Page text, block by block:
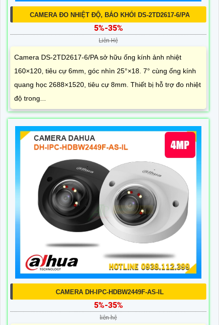
CAMERA ĐO NHIỆT ĐỘ, BÁO KHÓI DS-2TD2617-6/PA
5%-35%
Liên Hệ
Camera DS-2TD2617-6/PA sở hữu ống kính ảnh nhiệt
160×120, tiêu cự 6mm, góc nhìn 25°×18. 7° cùng ống kính
quang học 2688×1520, tiêu cự 8mm. Thiết bị hỗ trợ đo nhiệt
độ trong...
CAMERA DH-IPC-HDBW2449F-AS-IL
5%-35%
liên hệ